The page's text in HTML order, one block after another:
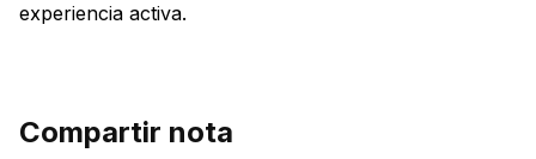
experiencia activa.
Compartir nota